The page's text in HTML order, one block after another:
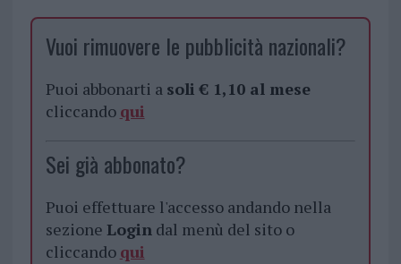
Vuoi rimuovere le pubblicità nazionali?
Puoi abbonarti a soli € 1,10 al mese
cliccando qui
Sei già abbonato?
Puoi effettuare l'accesso andando nella
sezione Logindal menù del sito o
cliccando qui